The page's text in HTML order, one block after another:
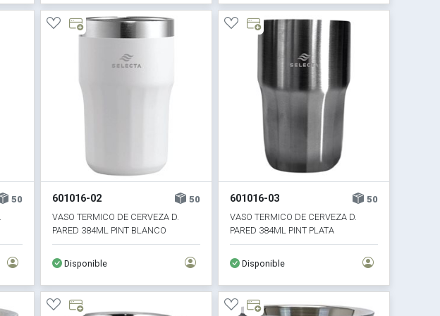
50
601016-02
50
VASO TERMICO DE CERVEZA D.
PARED 384ML PINT BLANCO
Disponible
601016-03
50
VASO TERMICO DE CERVEZA D.
PARED 384ML PINT PLATA
Disponible